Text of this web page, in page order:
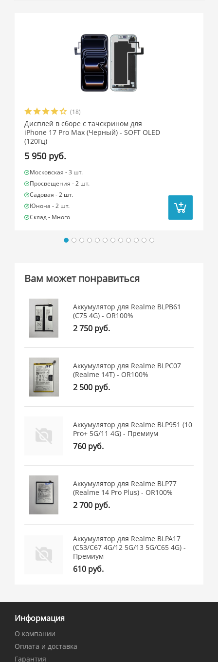
(18)
Дисплей в сборе с тачскрином для
iPhone 17 Pro Max (Черный) - SOFT OLED
(120Гц)
5 950 руб.
Московская -3 шт.
Просвещения -2 шт.
Садовая -2 шт.
Юнона -2 шт.
Склад - Много
Вам может понравиться
Аккумулятор для Realme BLPB61
(C75 4G) - OR100%
2 750 руб.
Аккумулятор для Realme BLPC07
(Realme 14T) - OR100%
2 500 руб.
Аккумулятор для Realme BLP951 (10
Pro+ 5G/11 4G) - Премиум
760 руб.
Аккумулятор для Realme BLP77
(Realme 14 Pro Plus) - OR100%
2 700 руб.
Аккумулятор для Realme BLPA17
(C53/C67 4G/12 5G/13 5G/C65 4G) -
Премиум
610 руб.
Информация
О компании
Оплата и доставка
Гарантия